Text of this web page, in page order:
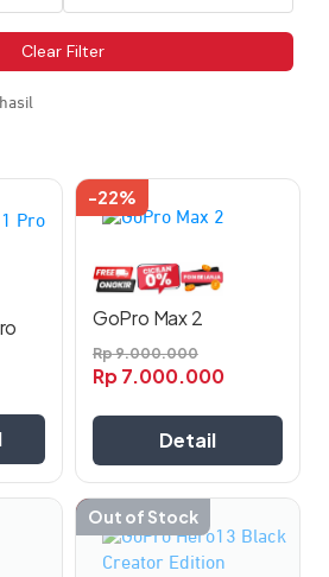
Clear Filter
-22%
GoPro Max 2
Rp9.000.000
Rp7.000.000
Detail
-2%
Out of Stock